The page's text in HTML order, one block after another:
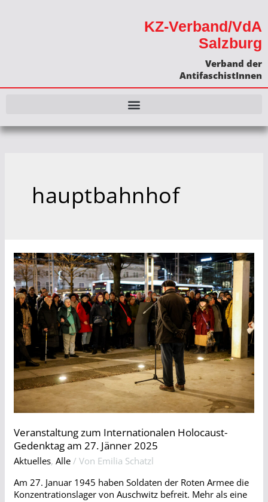
KZ-Verband/VdA
Salzburg
Verband der
AntifaschistInnen
hauptbahnhof
Veranstaltung zum Internationalen Holocaust-
Gedenktag am 27. Jänner 2025
Aktuelles,Alle / Von Emilia Schatzl
Am 27. Januar 1945 haben Soldaten der Roten Armee die
Konzentrationslager von Auschwitz befreit. Mehr als eine